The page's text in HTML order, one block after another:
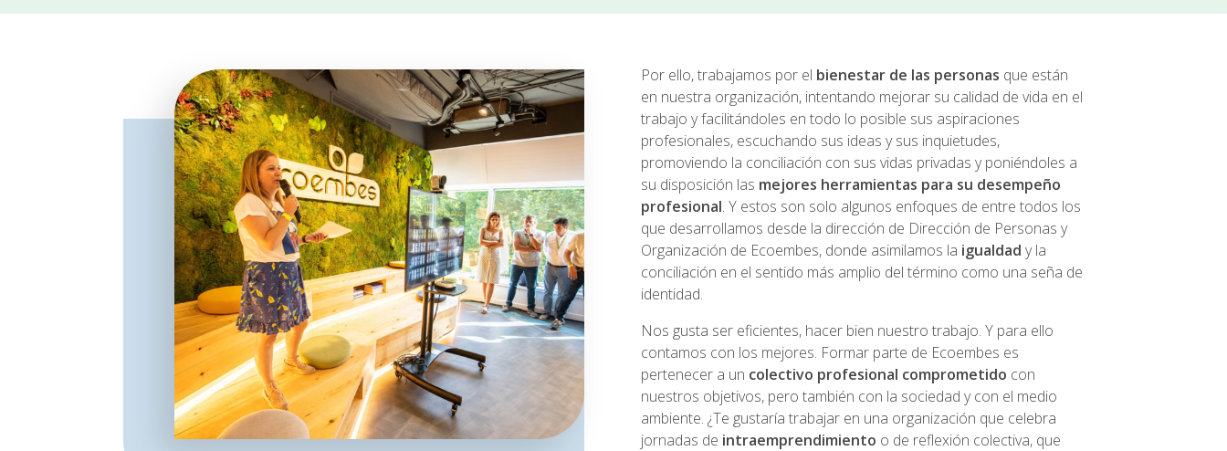
Por ello, trabajamos por el bienestar de las personas que están
en nuestra organización, intentando mejorar su calidad de vida en el
trabajo y facilitándoles en todo lo posible sus aspiraciones
profesionales, escuchando sus ideas y sus inquietudes,
promoviendo la conciliación con sus vidas privadas y poniéndoles a
su disposición las mejores herramientas para su desempeño
profesional. Y estos son solo algunos enfoques de entre todos los
que desarrollamos desde la dirección de Dirección de Personas y
Organización de Ecoembes, donde asimilamos la igualdad y la
conciliación en el sentido más amplio del término como una seña de
identidad.
Nos gusta ser eficientes, hacer bien nuestro trabajo. Y para ello
contamos con los mejores. Formar parte de Ecoembes es
pertenecer a un colectivo profesional comprometido con
nuestros objetivos, pero también con la sociedad y con el medio
ambiente. ¿Te gustaría trabajar en una organización que celebra
jornadas de intraemprendimiento o de reflexión colectiva, que